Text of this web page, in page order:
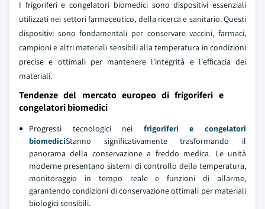
I frigoriferi e congelatori biomedici sono dispositivi essenziali
utilizzati nei settori farmaceutico, della ricerca e sanitario. Questi
dispositivi sono fondamentali per conservare vaccini, farmaci,
campioni e altri materiali sensibili alla temperatura in condizioni
precise e ottimali per mantenere l'integrità e l'efficacia dei
materiali.
Tendenze del mercato europeo di frigoriferi e
congelatori biomedici
Progressi tecnologici nei frigoriferi e congelatori
biomediciStanno significativamente trasformando il
panorama della conservazione a freddo medica. Le unità
moderne presentano sistemi di controllo della temperatura,
monitoraggio in tempo reale e funzioni di allarme,
garantendo condizioni di conservazione ottimali per materiali
biologici sensibili.